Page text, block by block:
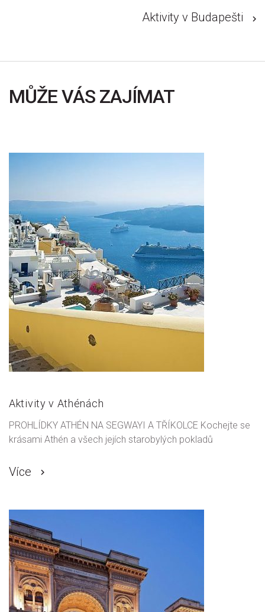
Aktivity v Budapešti
MŮŽE VÁS ZAJÍMAT
Aktivity v Athénách
PROHLÍDKY ATHÉN NA SEGWAYI A TŘÍKOLCE Kochejte se
krásami Athén a všech jejích starobylých pokladů
Více